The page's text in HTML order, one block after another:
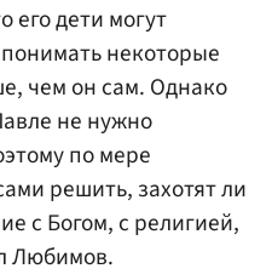
его дети могут
некоторые
чем он сам. Однако
не нужно
по мере
решить, захотят ли
с Богом, с религией,
Любимов.